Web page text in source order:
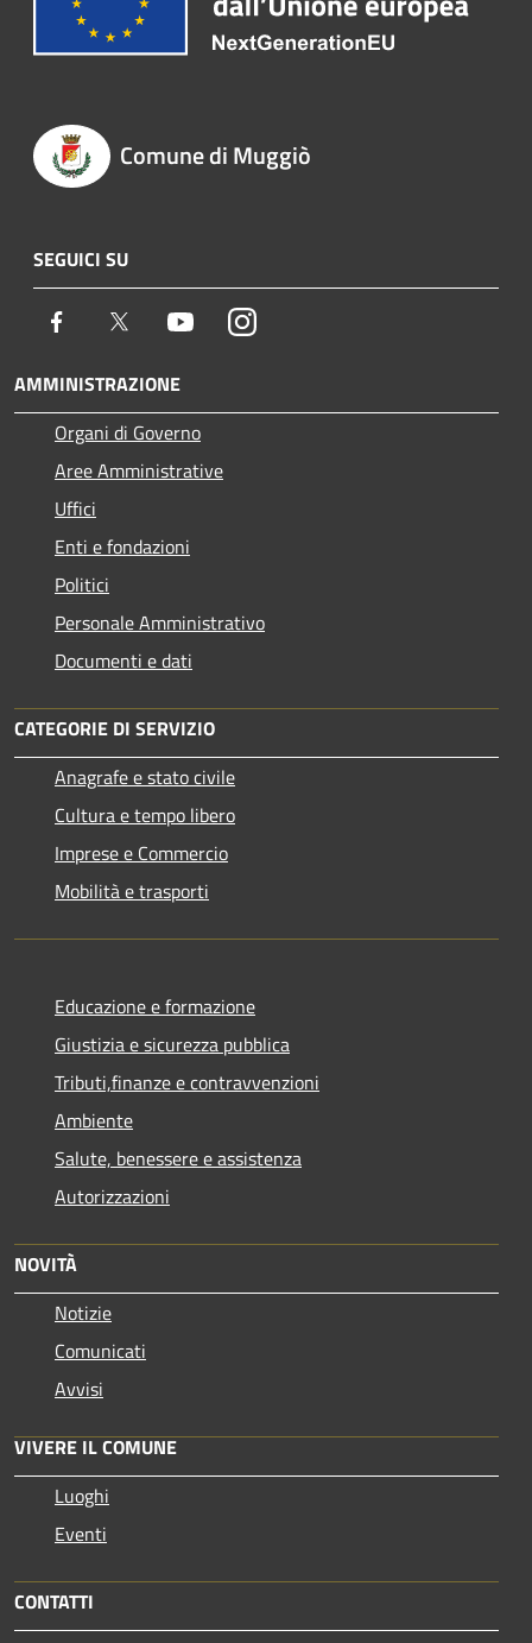
Comune di Muggiò
SEGUICI SU
Facebook Twitter YoutubeInstagram
AMMINISTRAZIONE
Organi di Governo
Aree Amministrative
Uffici
Enti e fondazioni
Politici
Personale Amministrativo
Documenti e dati
CATEGORIE DI SERVIZIO
Anagrafe e stato civile
Cultura e tempo libero
Imprese e Commercio
Mobilità e trasporti
Educazione e formazione
Giustizia e sicurezza pubblica
Tributi,finanze e contravvenzioni
Ambiente
Salute, benessere e assistenza
Autorizzazioni
NOVITÀ
Notizie
Comunicati
Avvisi
VIVERE IL COMUNE
Luoghi
Eventi
CONTATTI